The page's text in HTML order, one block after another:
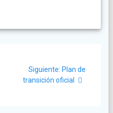
Siguiente: Siguiente
post:
Plan de
transición oficial